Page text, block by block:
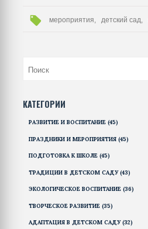
мероприятия, детский сад,
КАТЕГОРИИ
РАЗВИТИЕ И ВОСПИТАНИЕ (45)
ПРАЗДНИКИ И МЕРОПРИЯТИЯ (45)
ПОДГОТОВКА К ШКОЛЕ (45)
ТРАДИЦИИ В ДЕТСКОМ САДУ(43)
ЭКОЛОГИЧЕСКОЕ ВОСПИТАНИЕ (36)
ТВОРЧЕСКОЕ РАЗВИТИЕ (35)
АДАПТАЦИЯ В ДЕТСКОМ САДУ(32)